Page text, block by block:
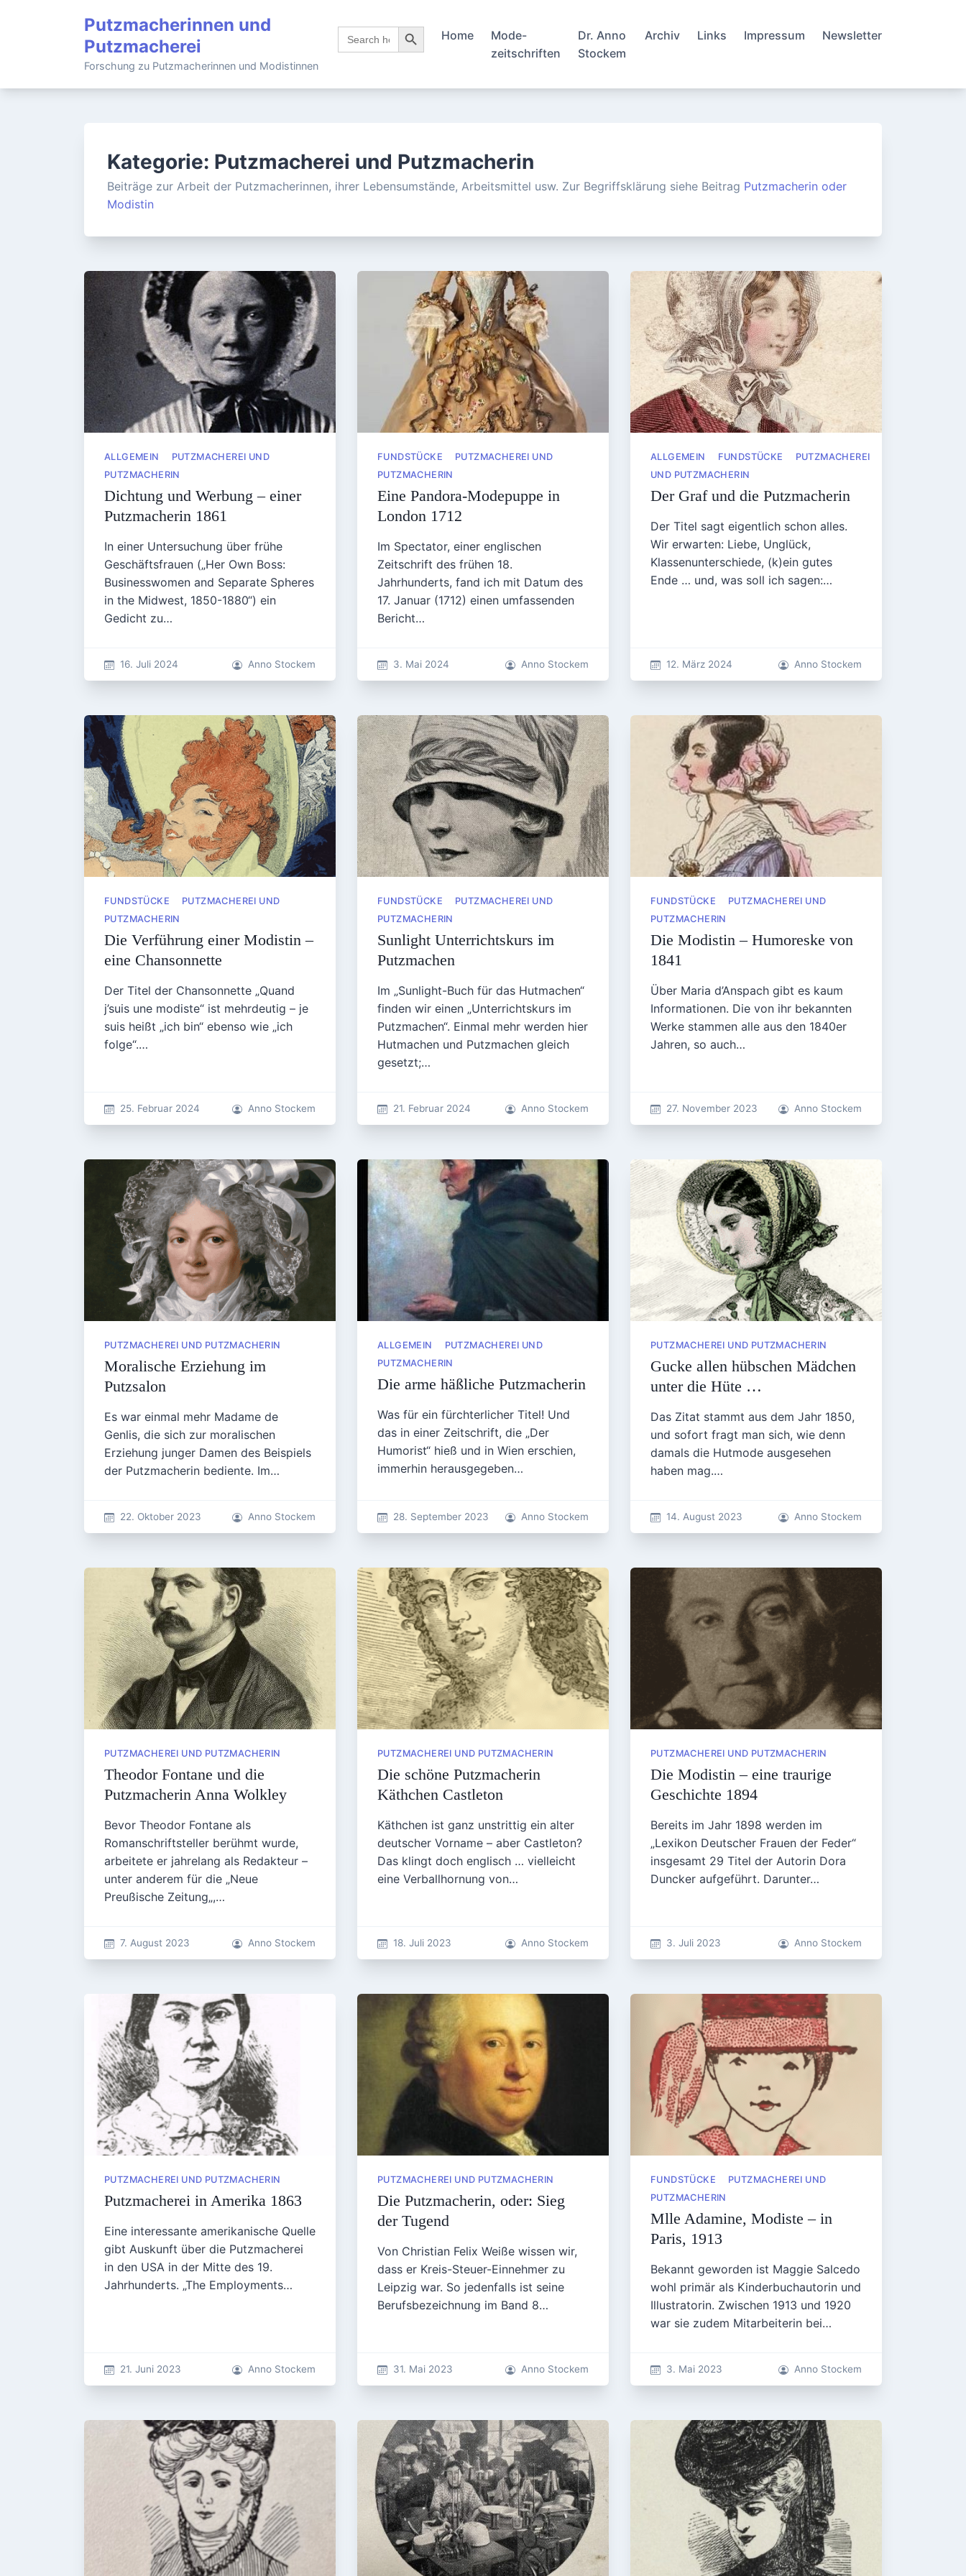
Putzmacherinnen und
Putzmacherei
Forschung zu Putzmacherinnen und Modistinnen
Search
for:
Search Button
Home
Mode-
zeitschriften
Dr. Anno
Stockem
Archiv Links Impressum Newsletter
Kategorie: Putzmacherei und Putzmacherin
Beiträge zur Arbeit der Putzmacherinnen, ihrer Lebensumstände, Arbeitsmittel usw. Zur Begriffsklärung siehe Beitrag Putzmacherin oder
Modistin
ALLGEMEIN
PUTZMACHEREI UND
PUTZMACHERIN
Dichtung und Werbung – einer
Putzmacherin 1861
In einer Untersuchung über frühe
Geschäftsfrauen („Her Own Boss:
Businesswomen and Separate Spheres
in the Midwest, 1850-1880“) ein
Gedicht zu…
16. Juli 2024 Anno Stockem
FUNDSTÜCKE
PUTZMACHEREI UND
PUTZMACHERIN
Eine Pandora-Modepuppe in
London 1712
Im Spectator, einer englischen
Zeitschrift des frühen 18.
Jahrhunderts, fand ich mit Datum des
17. Januar (1712) einen umfassenden
Bericht…
3. Mai 2024 Anno Stockem
ALLGEMEIN FUNDSTÜCKE
PUTZMACHEREI
UND PUTZMACHERIN
Der Graf und die Putzmacherin
Der Titel sagt eigentlich schon alles.
Wir erwarten: Liebe, Unglück,
Klassenunterschiede, (k)ein gutes
Ende … und, was soll ich sagen:…
12. März 2024 Anno Stockem
FUNDSTÜCKE
PUTZMACHEREI UND
PUTZMACHERIN
Die Verführung einer Modistin –
eine Chansonnette
Der Titel der Chansonnette „Quand
j’suis une modiste“ ist mehrdeutig – je
suis heißt „ich bin“ ebenso wie „ich
folge“.…
25. Februar 2024 Anno Stockem
FUNDSTÜCKE
PUTZMACHEREI UND
PUTZMACHERIN
Sunlight Unterrichtskurs im
Putzmachen
Im „Sunlight-Buch für das Hutmachen“
finden wir einen „Unterrichtskurs im
Putzmachen“. Einmal mehr werden hier
Hutmachen und Putzmachen gleich
gesetzt;…
21. Februar 2024 Anno Stockem
FUNDSTÜCKE
PUTZMACHEREI UND
PUTZMACHERIN
Die Modistin – Humoreske von
1841
Über Maria d’Anspach gibt es kaum
Informationen. Die von ihr bekannten
Werke stammen alle aus den 1840er
Jahren, so auch…
27. November 2023 Anno Stockem
PUTZMACHEREI UND PUTZMACHERIN
Moralische Erziehung im
Putzsalon
Es war einmal mehr Madame de
Genlis, die sich zur moralischen
Erziehung junger Damen des Beispiels
der Putzmacherin bediente. Im…
22. Oktober 2023 Anno Stockem
ALLGEMEIN
PUTZMACHEREI UND
PUTZMACHERIN
Die arme häßliche Putzmacherin
Was für ein fürchterlicher Titel! Und
das in einer Zeitschrift, die „Der
Humorist“ hieß und in Wien erschien,
immerhin herausgegeben…
28. September 2023 Anno Stockem
PUTZMACHEREI UND PUTZMACHERIN
Gucke allen hübschen Mädchen
unter die Hüte …
Das Zitat stammt aus dem Jahr 1850,
und sofort fragt man sich, wie denn
damals die Hutmode ausgesehen
haben mag.…
14. August 2023 Anno Stockem
PUTZMACHEREI UND PUTZMACHERIN
Theodor Fontane und die
Putzmacherin Anna Wolkley
Bevor Theodor Fontane als
Romanschriftsteller berühmt wurde,
arbeitete er jahrelang als Redakteur –
unter anderem für die „Neue
Preußische Zeitung„,…
7. August 2023 Anno Stockem
PUTZMACHEREI UND PUTZMACHERIN
Die schöne Putzmacherin
Käthchen Castleton
Käthchen ist ganz unstrittig ein alter
deutscher Vorname – aber Castleton?
Das klingt doch englisch … vielleicht
eine Verballhornung von…
18. Juli 2023 Anno Stockem
PUTZMACHEREI UND PUTZMACHERIN
Die Modistin – eine traurige
Geschichte 1894
Bereits im Jahr 1898 werden im
„Lexikon Deutscher Frauen der Feder“
insgesamt 29 Titel der Autorin Dora
Duncker aufgeführt. Darunter…
3. Juli 2023 Anno Stockem
PUTZMACHEREI UND PUTZMACHERIN
Putzmacherei in Amerika 1863
Eine interessante amerikanische Quelle
gibt Auskunft über die Putzmacherei
in den USA in der Mitte des 19.
Jahrhunderts. „The Employments…
21. Juni 2023 Anno Stockem
PUTZMACHEREI UND PUTZMACHERIN
Die Putzmacherin, oder: Sieg
der Tugend
Von Christian Felix Weiße wissen wir,
dass er Kreis-Steuer-Einnehmer zu
Leipzig war. So jedenfalls ist seine
Berufsbezeichnung im Band 8…
31. Mai 2023 Anno Stockem
FUNDSTÜCKE
PUTZMACHEREI UND
PUTZMACHERIN
Mlle Adamine, Modiste – in
Paris, 1913
Bekannt geworden ist Maggie Salcedo
wohl primär als Kinderbuchautorin und
Illustratorin. Zwischen 1913 und 1920
war sie zudem Mitarbeiterin bei…
3. Mai 2023 Anno Stockem